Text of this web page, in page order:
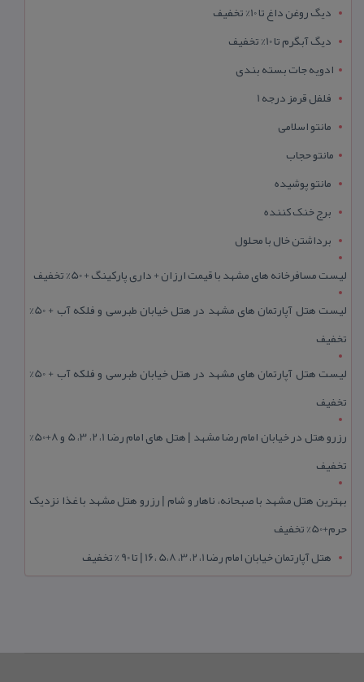
دیگ روغن داغ تا 10% تخفیف
دیگ آبگرم تا 10% تخفیف
ادویه جات بسته بندی
فلفل قرمز درجه 1
مانتو اسلامی
مانتو حجاب
مانتو پوشیده
برج خنک کننده
برداشتن خال با محلول
لیست مسافرخانه های مشهد با قیمت ارزان + داری پارکینگ + 50% تخفیف
لیست هتل آپارتمان های مشهد در هتل خیابان طبرسی و فلکه آب + 50%
تخفیف
لیست هتل آپارتمان های مشهد در هتل خیابان طبرسی و فلکه آب + 50%
تخفیف
رزرو هتل در خیابان امام رضا مشهد | هتل‌ های امام رضا 1، 2، 3، 5 و 8+50%
تخفیف
بهترین هتل مشهد با صبحانه، ناهار و شام | رزرو هتل مشهد با غذا نزدیک
حرم+50% تخفیف
هتل آپارتمان خیابان امام رضا 1، 2، 3، 5،8 ،16 | تا 90 % تخفیف